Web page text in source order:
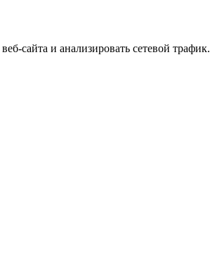
сайта и анализировать сетевой трафик.